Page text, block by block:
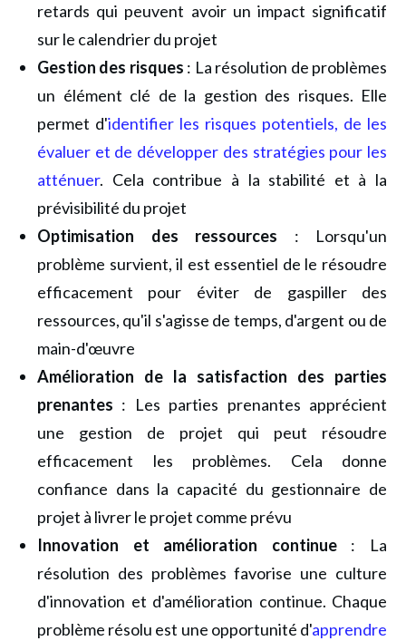
retards qui peuvent avoir un impact significatif
sur le calendrier du projet
Gestion des risques : La résolution de problèmes
un élément clé de la gestion des risques. Elle
permet d'identifier les risques potentiels, de les
évaluer et de développer des stratégies pour les
atténuer. Cela contribue à la stabilité et à la
prévisibilité du projet
Optimisation des ressources : Lorsqu'un
problème survient, il est essentiel de le résoudre
efficacement pour éviter de gaspiller des
ressources, qu'il s'agisse de temps, d'argent ou de
main-d'œuvre
Amélioration de la satisfaction des parties
prenantes : Les parties prenantes apprécient
une gestion de projet qui peut résoudre
efficacement les problèmes. Cela donne
confiance dans la capacité du gestionnaire de
projet à livrer le projet comme prévu
Innovation et amélioration continue: La
résolution des problèmes favorise une culture
d'innovation et d'amélioration continue. Chaque
problème résolu est une opportunité d'apprendre